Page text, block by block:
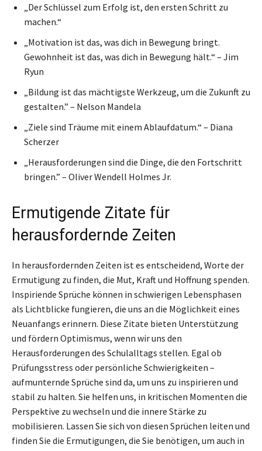
„Der Schlüssel zum Erfolg ist, den ersten Schritt zu
machen.“
„Motivation ist das, was dich in Bewegung bringt.
Gewohnheit ist das, was dich in Bewegung hält.“ – Jim
Ryun
„Bildung ist das mächtigste Werkzeug, um die Zukunft zu
gestalten.” – Nelson Mandela
„Ziele sind Träume mit einem Ablaufdatum.“ – Diana
Scherzer
„Herausforderungen sind die Dinge, die den Fortschritt
bringen.” – Oliver Wendell Holmes Jr.
Ermutigende Zitate für
herausfordernde Zeiten
In herausfordernden Zeiten ist es entscheidend, Worte der
Ermutigung zu finden, die Mut, Kraft und Hoffnung spenden.
Inspiriende Sprüche können in schwierigen Lebensphasen
als Lichtblicke fungieren, die uns an die Möglichkeit eines
Neuanfangs erinnern. Diese Zitate bieten Unterstützung
und fördern Optimismus, wenn wir uns den
Herausforderungen des Schulalltags stellen. Egal ob
Prüfungsstress oder persönliche Schwierigkeiten –
aufmunternde Sprüche sind da, um uns zu inspirieren und
stabil zu halten. Sie helfen uns, in kritischen Momenten die
Perspektive zu wechseln und die innere Stärke zu
mobilisieren. Lassen Sie sich von diesen Sprüchen leiten und
finden Sie die Ermutigungen, die Sie benötigen, um auch in